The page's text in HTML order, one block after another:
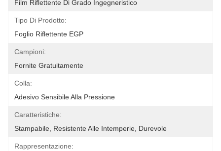
Film Riflettente Di Grado Ingegneristico
Tipo Di Prodotto:
Foglio Riflettente EGP
Campioni:
Fornite Gratuitamente
Colla:
Adesivo Sensibile Alla Pressione
Caratteristiche:
Stampabile, Resistente Alle Intemperie, Durevole
Rappresentazione: